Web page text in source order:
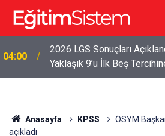
04:00
2026 LGS Sonuçları
Yaklaşık 9’u İlk Beş
Anasayfa KPSS
ÖSYM
açıkladı